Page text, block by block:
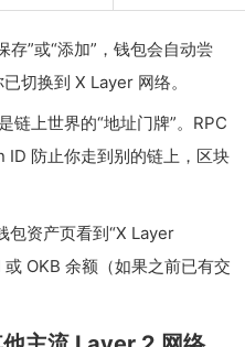
存”或“添加”，钱包会自动尝
切换到 X Layer 网络。
链上世界的“地址门牌”。RPC
ID 防止你走到别的链上，区块
包资产页看到“X Layer
OKB 余额（如果之前已有交